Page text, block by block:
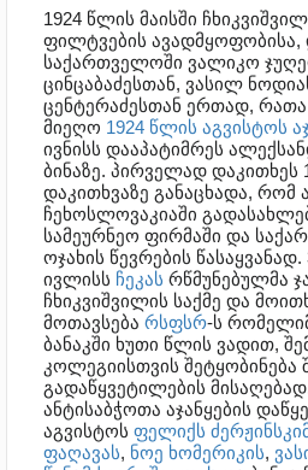
1924 წლის მაისში
ფილტვების ავადმყოფობისა,
საქართველოში ვალიკო
ცინცაბაძესთან, ვასილ
ცენტერაძესთან ერთად,
მიეღო 1924 წლის აგვისტოს
ივნისს დააპატიმრეს
ბინაზე. პირველად დაკითხეს
დაკითხვაზე განაცხადა, რომ
ჩეხოსლოვაკიაში
სამეურნეო ფირმაში და
ოჯახის წევრების წასაყვანად.
ივლისს ჩეკას რწმუნებულმა
ჩხიკვიშვილის საქმე და
მოთავსება რსფსრ-ს
ბანაკში ხუთი წლის ვადით,
კოლეგიისთვის შეტყობინება
გადაწყვეტილების
ანტისაბჭოთა აჯანყების
აგვისტოს ფელიქს
ფაღავას, ნოე ხომერიკის,